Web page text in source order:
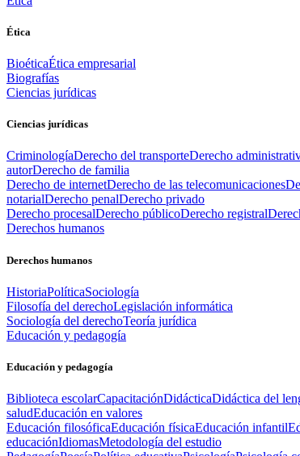
Ética
BioéticaÉtica empresarial
Biografías
Ciencias jurídicas
Ciencias jurídicas
CriminologíaDerecho del transporteDerecho
autorDerecho de familia
Derecho de internetDerecho de las telecomunicaciones
notarialDerecho penalDerecho privado
Derecho procesalDerecho públicoDerecho registral
Derechos humanos
Derechos humanos
HistoriaPolíticaSociología
Filosofía del derechoLegislación informática
Sociología del derechoTeoría jurídica
Educación y pedagogía
Educación y pedagogía
Biblioteca escolarCapacitaciónDidácticaDidáctica del
saludEducación en valores
Educación filosóficaEducación físicaEducación infantil
educaciónIdiomasMetodología del estudio